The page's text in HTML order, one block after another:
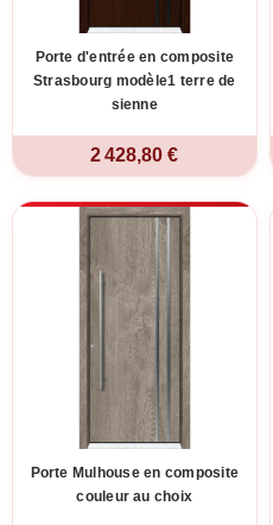
Porte d'entrée en composite
Strasbourg modèle1 terre de
sienne
2 428,80 €
Porte Mulhouse en composite
couleur au choix